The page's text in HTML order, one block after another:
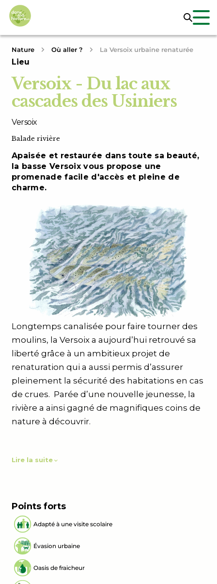
Nature Où aller ? La Versoix urbaine renaturée
Lieu
Versoix - Du lac aux
cascades des Usiniers
Versoix
Balade rivière
Apaisée et restaurée dans toute sa beauté,
la basse Versoix vous propose une
promenade facile d'accès et pleine de
charme.
Longtemps canalisée pour faire tourner des
moulins, la Versoix a aujourd’hui retrouvé sa
liberté grâce à un ambitieux projet de
renaturation qui a aussi permis d’assurer
pleinement la sécurité des habitations en cas
de crues. Parée d’une nouvelle jeunesse, la
rivière a ainsi gagné de magnifiques coins de
nature à découvrir.
Lire la suite
Points forts
Adapté à une visite scolaire
Évasion urbaine
Oasis de fraicheur